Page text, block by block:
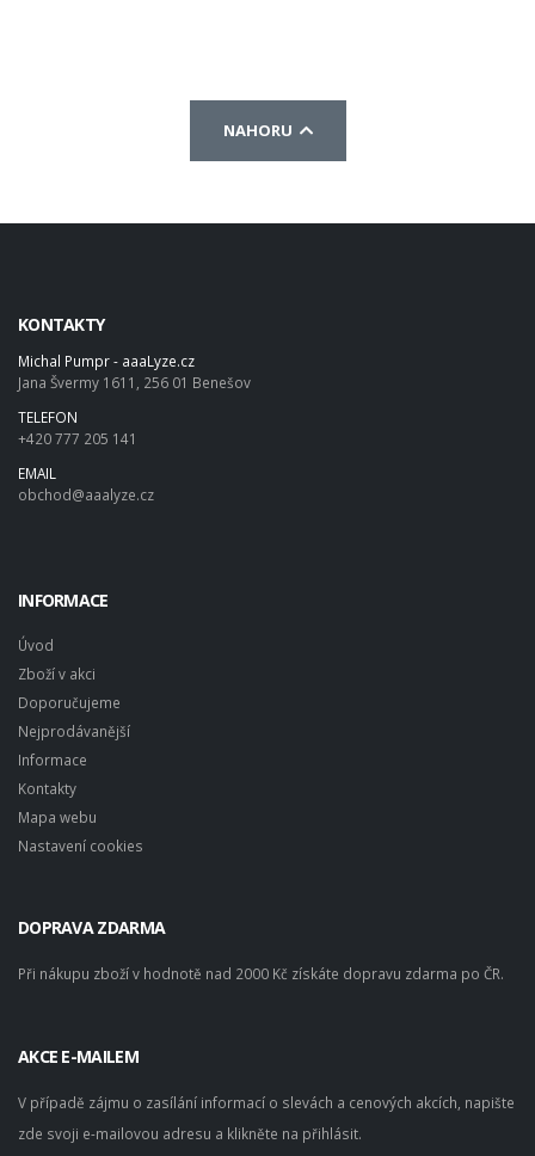
NAHORU
KONTAKTY
Michal Pumpr - aaaLyze.cz
Jana Švermy 1611, 256 01 Benešov
TELEFON
+420 777 205 141
EMAIL
obchod@aaalyze.cz
INFORMACE
Úvod
Zboží v akci
Doporučujeme
Nejprodávanější
Informace
Kontakty
Mapa webu
Nastavení cookies
DOPRAVA ZDARMA
Při nákupu zboží v hodnotě nad 2000 Kč získáte dopravu zdarma po ČR.
AKCE E-MAILEM
V případě zájmu o zasílání informací o slevách a cenových akcích, napište
zde svoji e-mailovou adresu a klikněte na přihlásit.